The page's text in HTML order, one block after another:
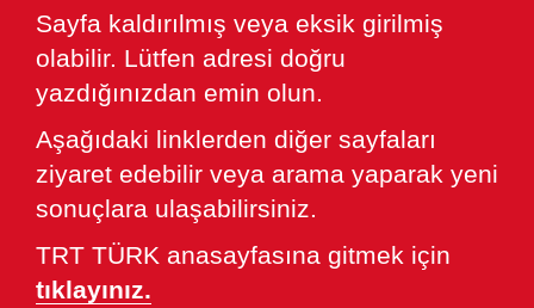
Sayfa kaldırılmış veya eksik girilmiş
olabilir. Lütfen adresi doğru
yazdığınızdan emin olun.
Aşağıdaki linklerden diğer sayfaları
ziyaret edebilir veya arama yaparak yeni
sonuçlara ulaşabilirsiniz.
TRT TÜRK anasayfasına gitmek için
tıklayınız.